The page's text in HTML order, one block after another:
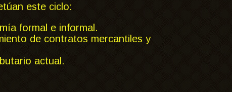
este ciclo:
formal e informal.
de contratos mercantiles y
actual.